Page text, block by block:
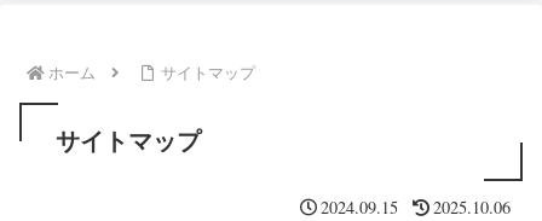
ホーム サイトマップ
サイトマップ
2024.09.15 2025.10.06